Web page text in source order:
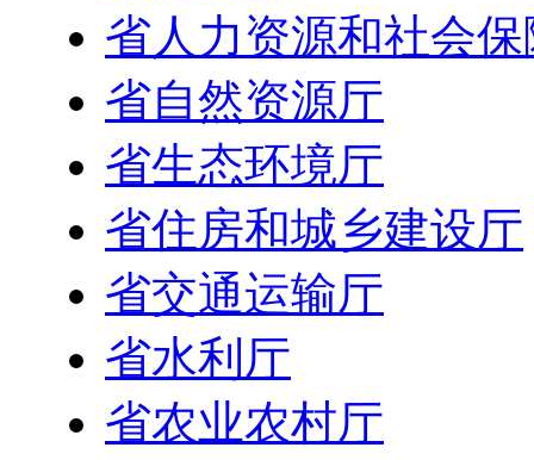
省人力资源和社会
省自然资源厅
省生态环境厅
省住房和城乡建设厅
省交通运输厅
省水利厅
省农业农村厅